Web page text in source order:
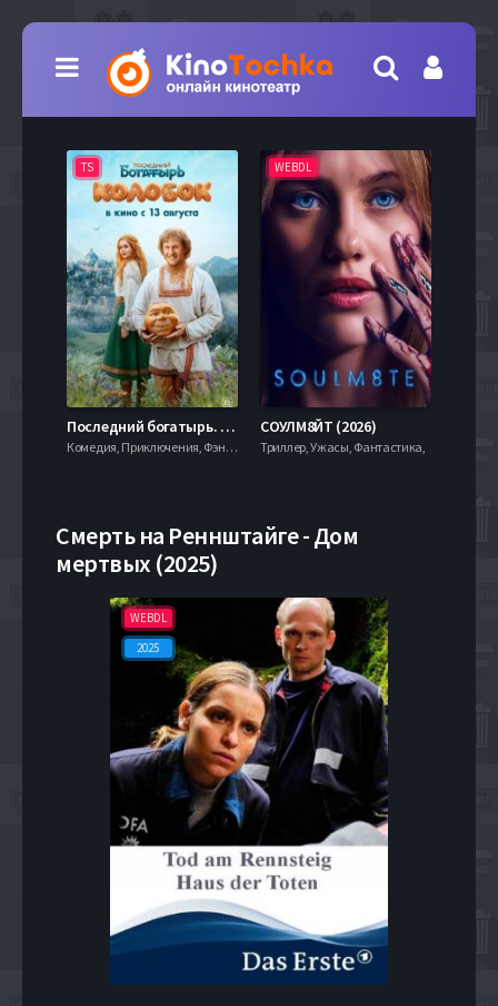
TS
Последний богатырь. Колобок (2026)
Комедия, Приключения, Фэнтези,
WEBDL
СОУЛМ8ЙТ (2026)
Триллер, Ужасы, Фантастика,
Смерть на Реннштайге - Дом
мертвых (2025)
WEBDL
2025